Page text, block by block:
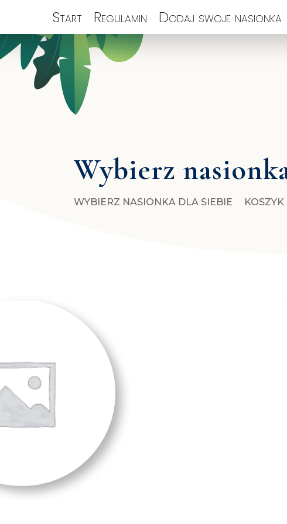
Start Regulamin Dodaj swoje nasionka
Wybierz
WYBIERZ NASIONKA DLA SIEBIE KOSZYK